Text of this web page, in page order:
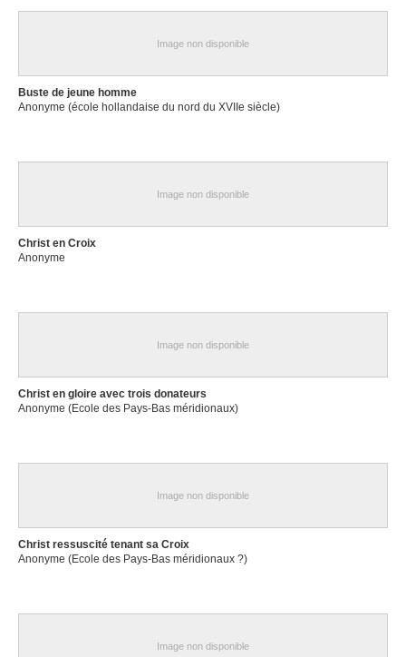
Image non disponible
Buste de jeune homme
Anonyme (école hollandaise du nord du XVIIe siècle)
Image non disponible
Christ en Croix
Anonyme
Image non disponible
Christ en gloire avec trois donateurs
Anonyme (Ecole des Pays-Bas méridionaux)
Image non disponible
Christ ressuscité tenant sa Croix
Anonyme (Ecole des Pays-Bas méridionaux ?)
Image non disponible